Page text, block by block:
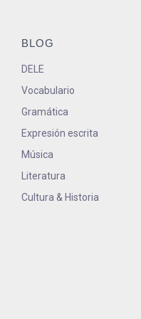
BLOG
DELE
Vocabulario
Gramática
Expresión escrita
Música
Literatura
Cultura & Historia